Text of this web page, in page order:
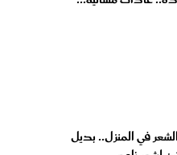
في المنزل.. بديل